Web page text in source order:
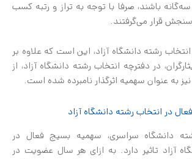
باشند، صرفا با توجه به تراز و رتبه کسب
قرار می‌گرفتند.
رشته دانشگاه آزاد، این است که علاوه بر
در دفترچه انتخاب رشته دانشگاه آزاد، از
به عنوان سهمیه اثرگذار نامبرده شده است.
در انتخاب رشته دانشگاه آزاد
دانشگاه سراسری، سهمیه بسیج فعال در
آزاد تاثیر دارد. به ازای هر سال عضویت در